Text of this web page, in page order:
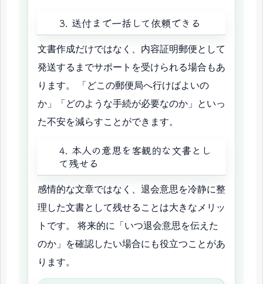
3. 送付まで一括して依頼できる
文書作成だけではなく、内容証明郵便として
発送するまでサポートを受けられる場合もあ
ります。 「どこの郵便局へ行けばよいの
か」「どのような手続が必要なのか」といっ
た不安を減らすことができます。
4. 本人の意思を客観的な文書とし
て残せる
感情的な文章ではなく、退会意思を冷静に整
理した文書として残せることは大きなメリッ
トです。 将来的に「いつ退会意思を伝えた
のか」を確認したい場合にも役立つことがあ
ります。